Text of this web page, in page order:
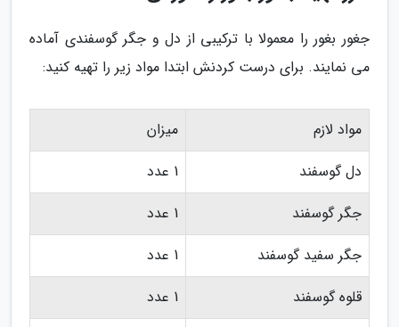
جغور بغور را معمولا با ترکیبی از دل و جگر گوسفندی آماده
می نمایند. برای درست کردنش ابتدا مواد زیر را تهیه کنید:
مواد لازم
میزان
دل گوسفند
1 عدد
جگر گوسفند
1 عدد
جگر سفید گوسفند
1 عدد
قلوه گوسفند
1 عدد